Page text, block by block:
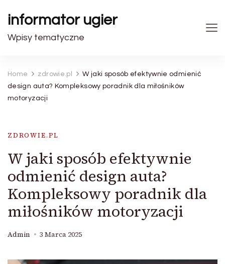
informator ugier
Wpisy tematyczne
Home zdrowie.pl
W jaki sposób efektywnie odmienić
design auta? Kompleksowy poradnik dla miłośników
motoryzacji
ZDROWIE.PL
W jaki sposób efektywnie
odmienić design auta?
Kompleksowy poradnik dla
miłośników motoryzacji
Admin 3 Marca 2025